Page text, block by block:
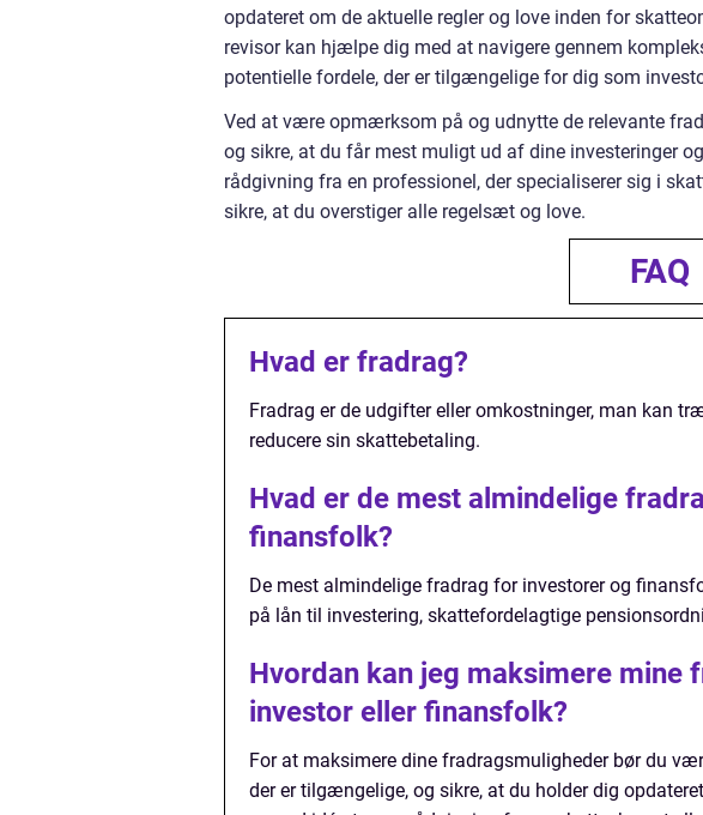
opdateret om de aktuelle regler og love inden for
revisor kan hjælpe dig med at navigere gennem
potentielle fordele, der er tilgængelige for dig som
Ved at være opmærksom på og udnytte de relevante
og sikre, at du får mest muligt ud af dine investeringer
rådgivning fra en professionel, der specialiserer sig i
sikre, at du overstiger alle regelsæt og love.
FAQ
Hvad er fradrag?
Fradrag er de udgifter eller omkostninger, man kan
reducere sin skattebetaling.
Hvad er de mest almindelige
finansfolk?
De mest almindelige fradrag for investorer og
på lån til investering, skattefordelagtige
Hvordan kan jeg maksimere mine
investor eller finansfolk?
For at maksimere dine fradragsmuligheder bør du
der er tilgængelige, og sikre, at du holder dig